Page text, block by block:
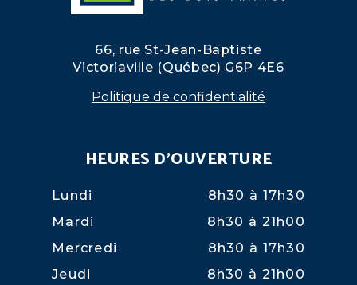
66, rue St-Jean-Baptiste
Victoriaville (Québec) G6P 4E6
Politique de confidentialité
HEURES D'OUVERTURE
Lundi
8h30 à 17h30
Mardi
8h30 à 21h00
Mercredi
8h30 à 17h30
Jeudi
8h30 à 21h00